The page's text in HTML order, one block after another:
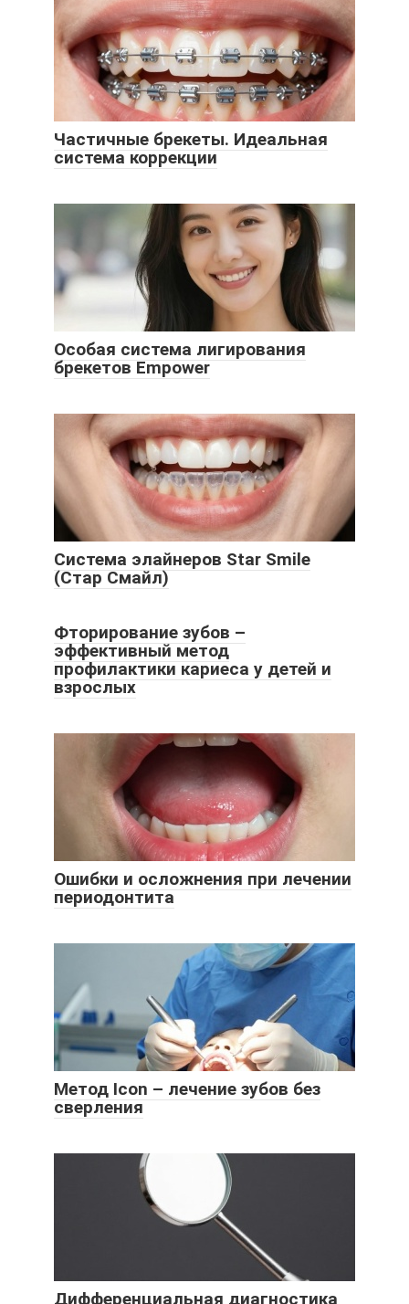
Частичные брекеты. Идеальная
система коррекции
Особая система лигирования
брекетов Empower
Система элайнеров Star Smile
(Стар Смайл)
Фторирование зубов –
эффективный метод
профилактики кариеса у детей и
взрослых
Ошибки и осложнения при лечении
периодонтита
Метод Icon – лечение зубов без
сверления
Дифференциальная диагностика